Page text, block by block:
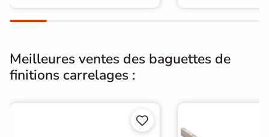
Meilleures ventes des baguettes de
finitions carrelages :

